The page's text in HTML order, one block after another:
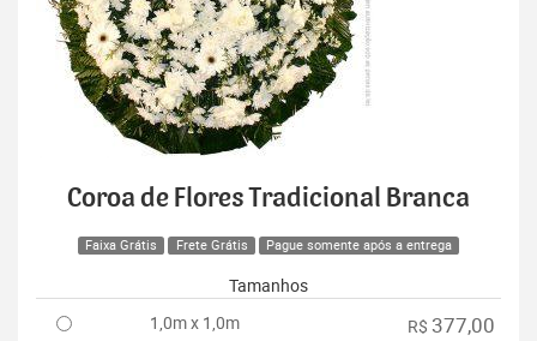
Coroa de Flores Tradicional Branca
Faixa Grátis Frete Grátis Pague somente após a entrega
Tamanhos
1,0m x 1,0m
R$ 377,00